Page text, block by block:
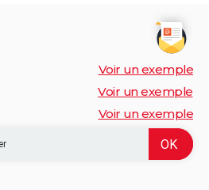
Voir un exemple
Voir un exemple
Voir un exemple